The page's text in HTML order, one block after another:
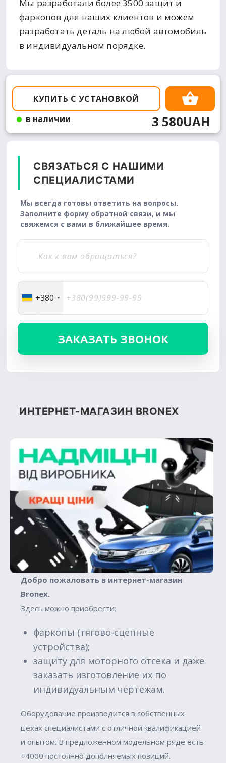
Мы разработали более 3500 защит и
фаркопов для наших клиентов и можем
разработать деталь на любой автомобиль
в индивидуальном порядке.
КУПИТЬ С УСТАНОВКОЙ
в наличии
3 580UAH
СВЯЗАТЬСЯ С НАШИМИ
СПЕЦИАЛИСТАМИ
Мы всегда готовы ответить на вопросы.
Заполните форму обратной связи, и мы
свяжемся с вами в ближайшее время.
+380
ИНТЕРНЕТ-МАГАЗИН BRONEX
Добро пожаловать в интернет-магазин
Вronex.
Здесь можно приобрести:
фаркопы (тягово-сцепные
устройства);
защиту для моторного отсека и даже
заказать изготовление их по
индивидуальным чертежам.
Оборудование производится в собственных
цехах специалистами с отличной квалификацией
и опытом. В предложенном модельном ряде есть
+4000 постоянно дополняемых позиций.